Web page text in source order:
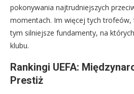
pokonywania najtrudniejszych
momentach. Im więcej tych trofeów,
tym silniejsze fundamenty, na
klubu.
Rankingi UEFA:
Prestiż